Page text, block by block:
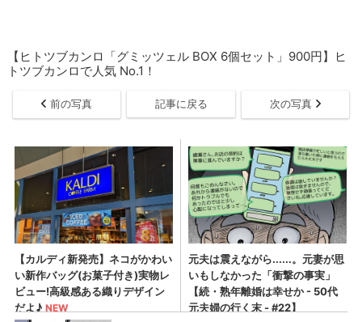
【ヒトツブカンロ「グミッツェル BOX 6個セット」900円】ヒ
トツブカンロで人気 No.1！
前の写真 記事に戻る 次の写真